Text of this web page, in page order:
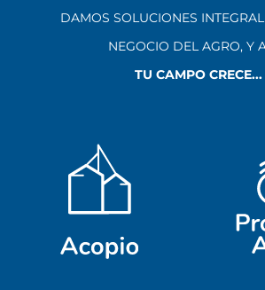
DAMOS SOLUCIONES
NEGOCIO DEL AGRO, Y
TU CAMPO CRECE...